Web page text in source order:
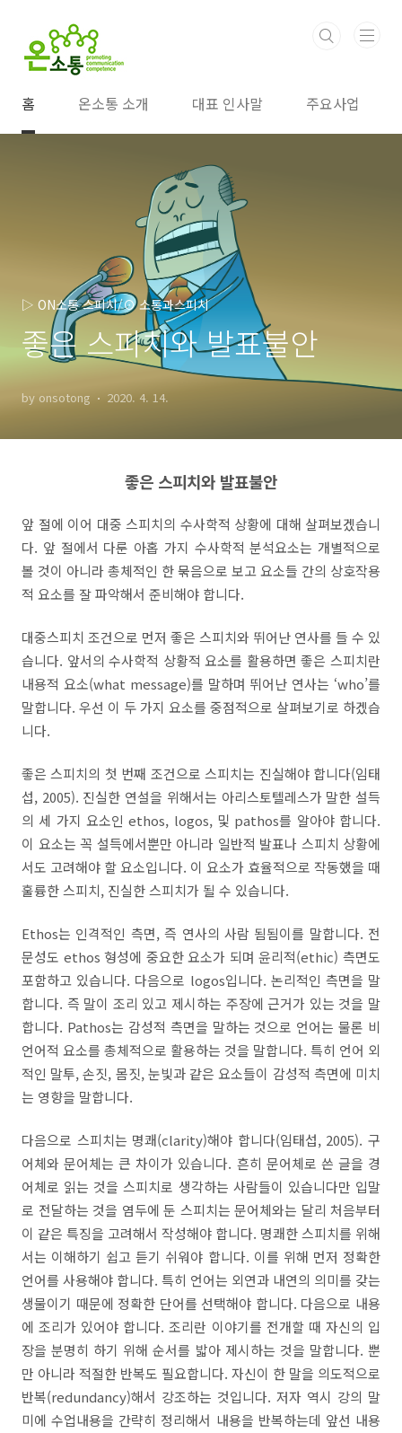
홈 온소통 소개 대표 인사말 주요사업
▷ ON소통 스피치/⊙ 소통과스피치
좋은 스피치와 발표불안
by onsotong 2020. 4. 14.
좋은 스피치와 발표불안
앞 절에 이어 대중 스피치의 수사학적 상황에 대해 살펴보겠습니
다. 앞 절에서 다룬 아홉 가지 수사학적 분석요소는 개별적으로
볼 것이 아니라 총체적인 한 묶음으로 보고 요소들 간의 상호작용
적 요소를 잘 파악해서 준비해야 합니다.
대중스피치 조건으로 먼저 좋은 스피치와 뛰어난 연사를 들 수 있
습니다. 앞서의 수사학적 상황적 요소를 활용하면 좋은 스피치란
내용적 요소(what message)를 말하며 뛰어난 연사는 ‘who’를
말합니다. 우선 이 두 가지 요소를 중점적으로 살펴보기로 하겠습
니다.
좋은 스피치의 첫 번째 조건으로 스피치는 진실해야 합니다(임태
섭, 2005). 진실한 연설을 위해서는 아리스토텔레스가 말한 설득
의 세 가지 요소인ethos, logos, 및 pathos를 알아야 합니다.
이 요소는 꼭 설득에서뿐만 아니라 일반적 발표나 스피치 상황에
서도 고려해야 할 요소입니다. 이 요소가 효율적으로 작동했을 때
훌륭한 스피치, 진실한 스피치가 될 수 있습니다.
Ethos는 인격적인 측면,즉 연사의 사람 됨됨이를 말합니다. 전
문성도 ethos 형성에 중요한 요소가 되며 윤리적(ethic)측면도
포함하고 있습니다. 다음으로 logos입니다. 논리적인 측면을 말
합니다. 즉 말이 조리 있고 제시하는 주장에 근거가 있는 것을 말
합니다. Pathos는 감성적 측면을 말하는 것으로 언어는 물론 비
언어적 요소를 총체적으로 활용하는 것을 말합니다. 특히 언어 외
적인 말투,손짓, 몸짓,눈빛과 같은 요소들이 감성적 측면에 미치
는 영향을 말합니다.
다음으로 스피치는 명쾌(clarity)해야 합니다(임태섭, 2005).구
어체와 문어체는 큰 차이가 있습니다. 흔히 문어체로 쓴 글을 경
어체로 읽는 것을 스피치로 생각하는 사람들이 있습니다만 입말
로 전달하는 것을 염두에 둔 스피치는 문어체와는 달리 처음부터
이 같은 특징을 고려해서 작성해야 합니다. 명쾌한 스피치를 위해
서는 이해하기 쉽고 듣기 쉬워야 합니다. 이를 위해 먼저 정확한
언어를 사용해야 합니다. 특히 언어는 외연과 내연의 의미를 갖는
생물이기 때문에 정확한 단어를 선택해야 합니다. 다음으로 내용
에 조리가 있어야 합니다.조리란 이야기를 전개할 때 자신의 입
장을 분명히 하기 위해 순서를 밟아 제시하는 것을 말합니다.뿐
만 아니라 적절한 반복도 필요합니다. 자신이 한 말을 의도적으로
반복(redundancy)해서 강조하는 것입니다. 저자 역시 강의 말
미에 수업내용을 간략히 정리해서 내용을 반복하는데 앞선 내용